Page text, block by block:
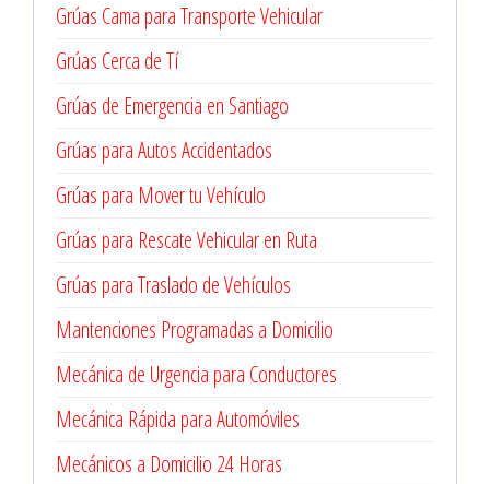
Grúas Cama para Transporte Vehicular
Grúas Cerca de Tí
Grúas de Emergencia en Santiago
Grúas para Autos Accidentados
Grúas para Mover tu Vehículo
Grúas para Rescate Vehicular en Ruta
Grúas para Traslado de Vehículos
Mantenciones Programadas a Domicilio
Mecánica de Urgencia para Conductores
Mecánica Rápida para Automóviles
Mecánicos a Domicilio 24 Horas